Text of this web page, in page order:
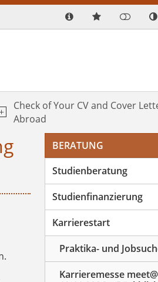
Check of Your CV and Cover
Abroad
BERATUNG
Studienberatung
Studienfinanzierung
Karrierestart
Praktika- und
Karrieremesse